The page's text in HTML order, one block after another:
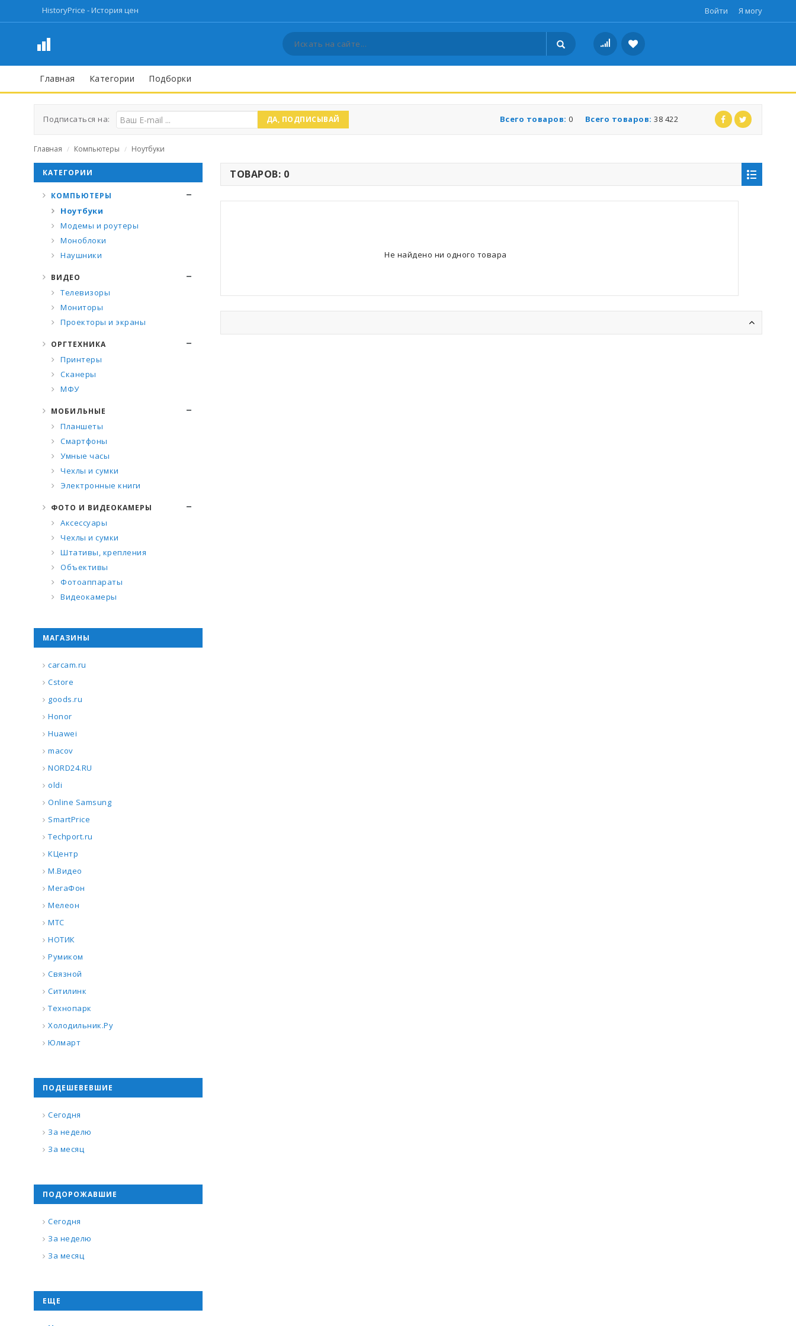
HistoryPrice - История цен Войти Я могу
Главная Категории Подборки
Подписаться на: ДА, ПОДПИСЫВАЙ Всего товаров: 38 422
Всего товаров: 0
Главная / Компьютеры / Ноутбуки
ТОВАРОВ: 0
Не найдено ни одного товара
КАТЕГОРИИ
КОМПЬЮТЕРЫ
Ноутбуки
Модемы и роутеры
Моноблоки
Наушники
ВИДЕО
Телевизоры
Мониторы
Проекторы и экраны
ОРГТЕХНИКА
Принтеры
Сканеры
МФУ
МОБИЛЬНЫЕ
Планшеты
Смартфоны
Умные часы
Чехлы и сумки
Электронные книги
ФОТО И ВИДЕОКАМЕРЫ
Аксессуары
Чехлы и сумки
Штативы, крепления
Объективы
Фотоаппараты
Видеокамеры
МАГАЗИНЫ
carcam.ru
Cstore
goods.ru
Honor
Huawei
macov
NORD24.RU
oldi
Online Samsung
SmartPrice
Techport.ru
КЦентр
М.Видео
МегаФон
Мелеон
МТС
НОТИК
Румиком
Связной
Ситилинк
Технопарк
Холодильник.Ру
Юлмарт
ПОДЕШЕВЕВШИЕ
Сегодня
За неделю
За месяц
ПОДОРОЖАВШИЕ
Сегодня
За неделю
За месяц
ЕЩЕ